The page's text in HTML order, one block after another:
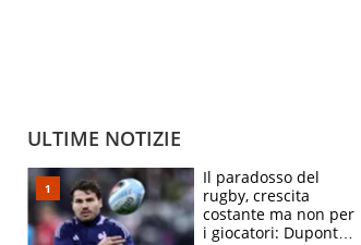
ULTIME NOTIZIE
Il paradosso del
rugby, crescita
costante ma non per
i giocatori: Dupont